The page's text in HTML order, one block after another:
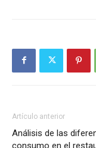
Artículo anterior
Análisis de las
consumo en el